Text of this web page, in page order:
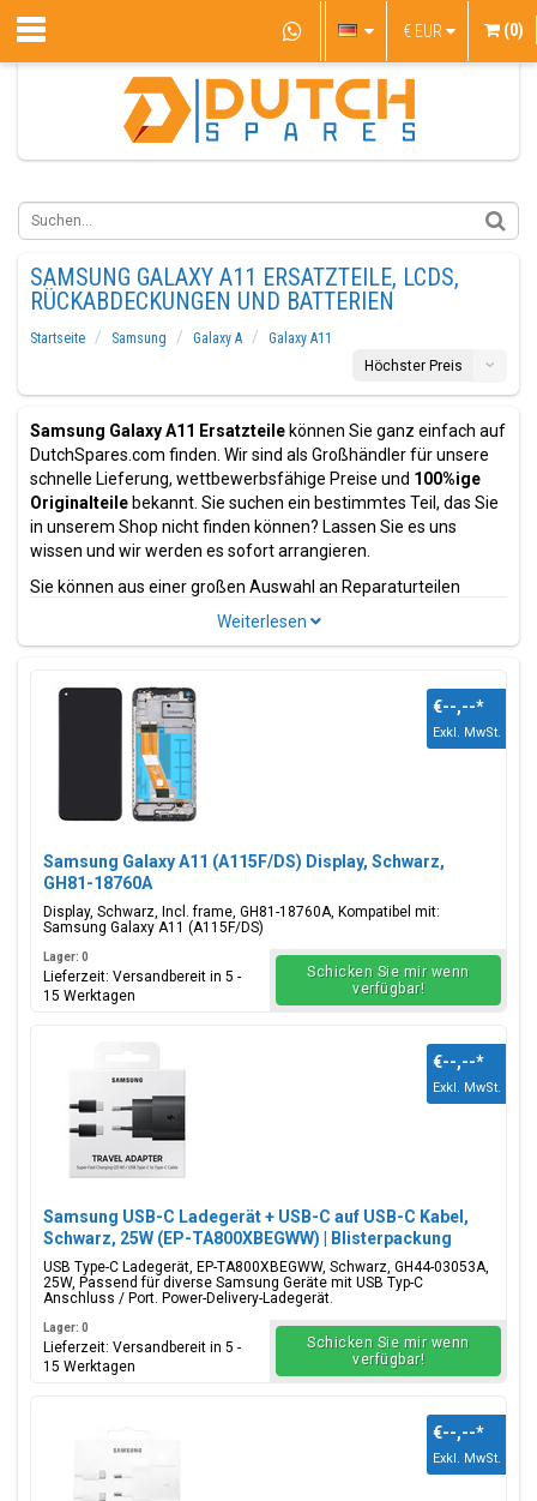
€ EUR (0)
SAMSUNG GALAXY A11 ERSATZTEILE, LCDS,
RÜCKABDECKUNGEN UND BATTERIEN
Startseite Samsung Galaxy A
Galaxy A11
Höchster Preis
Samsung Galaxy A11 Ersatzteile können Sie ganz einfach auf
DutchSpares.com finden. Wir sind als Großhändler für unsere
schnelle Lieferung, wettbewerbsfähige Preise und 100%ige
Originalteile bekannt. Sie suchen ein bestimmtes Teil, das Sie
in unserem Shop nicht finden können? Lassen Sie es uns
wissen und wir werden es sofort arrangieren.
Sie können aus einer großen Auswahl an Reparaturteilen
wählen. Dies sind Teile und Zubehör wie z.B.
Wir haben auchSamsung Galaxy A12 Ersatzteile
in unserem
umfangreichen Sortiment.
Samsung Galaxy A11
Modellcode(s)
SM-A115F/DS, SM-A115F, SM-A115M, SM-A115M/DS,
A115W, SM-A115AP, SM-S115DL
Farbe(n)
Black, White, Blue, Red
Die beliebtesten Teile für Samsung Galaxy A11 gehören
Display, Batterieabdeckung, Akku, Ladeanschluss USB-C-
Anschluss, SIM-Kartenhalter und Klebeband Aufkleber. Sie
Samsung Galaxy A Modelleanzeigen.
Samsung Galaxy A11 (A115F/DS) Display, Schwarz,
GH81-18760A
Display, Schwarz, Incl. frame, GH81-18760A, Kompatibel mit:
Samsung Galaxy A11 (A115F/DS)
€--,--*
Exkl. MwSt.
Lager: 0
Lieferzeit: Versandbereit in 5 -
15 Werktagen
Schicken Sie mir wenn
verfügbar!
Samsung USB-C Ladegerät + USB-C auf USB-C Kabel,
Schwarz, 25W (EP-TA800XBEGWW) | Blisterpackung
USB Type-C Ladegerät, EP-TA800XBEGWW, Schwarz, GH44-03053A,
25W, Passend für diverse Samsung Geräte mit USB Typ-C
Anschluss / Port. Power-Delivery-Ladegerät.
€--,--*
Exkl. MwSt.
Lager: 0
Lieferzeit: Versandbereit in 5 -
15 Werktagen
Schicken Sie mir wenn
verfügbar!
€--,--*
Exkl. MwSt.